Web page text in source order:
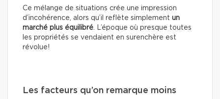
Ce mélange de situations crée une impression
d’incohérence, alors qu’il reflète simplement un
marché plus équilibré. L’époque où presque toutes
les propriétés se vendaient en surenchère est
révolue!
Les facteurs qu’on remarque moins